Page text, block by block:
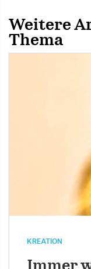
Weitere
Thema
KREATION